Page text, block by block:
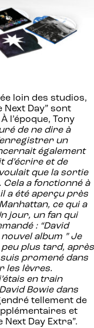
loin des studios,
Next Day” sont
l’époque, Tony
de ne dire à
un
également
d’écrire et de
que la sortie
a fonctionné à
a été aperçu près
ce qui a
jour, un fan qui
: “David
album ” Je
peu plus tard, après
promené dans
les lèvres.
en train
Bowie dans
tellement de
et
Day Extra”.